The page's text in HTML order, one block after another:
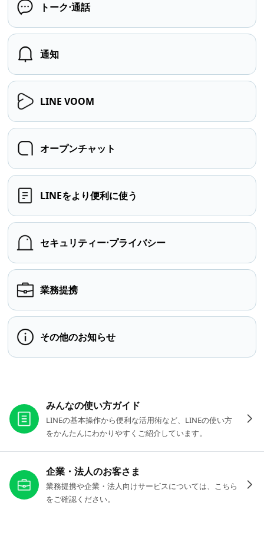
トーク⋅通話
通知
LINE VOOM
オープンチャット
LINEをより便利に使う
セキュリティー⋅プライバシー
業務提携
その他のお知らせ
みんなの使い方ガイド
LINEの基本操作から便利な活用術など、LINEの使い方
をかんたんにわかりやすくご紹介しています。
企業・法人のお客さま
業務提携や企業・法人向けサービスについては、こちら
をご確認ください。